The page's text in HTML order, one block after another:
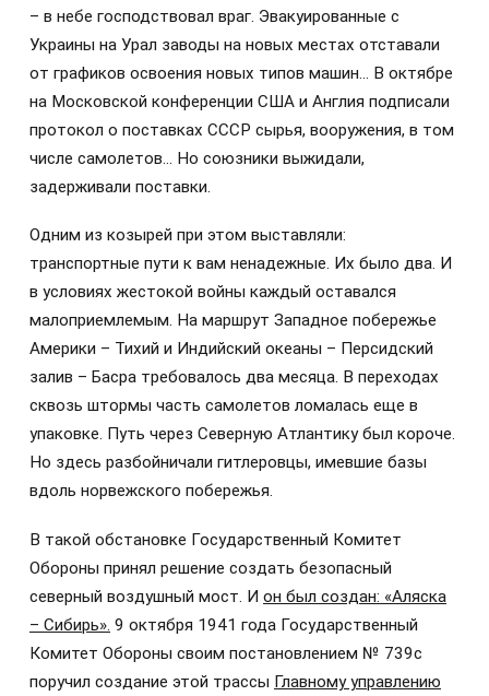
– в небе господствовал враг. Эвакуированные с
Украины на Урал заводы на новых местах отставали
от графиков освоения новых типов машин… В октябре
на Московской конференции США и Англия подписали
протокол о поставках СССР сырья, вооружения, в том
числе самолетов... Но союзники выжидали,
задерживали поставки.
Одним из козырей при этом выставляли:
транспортные пути к вам ненадежные. Их было два. И
в условиях жестокой войны каждый оставался
малоприемлемым. На маршрут Западное побережье
Америки – Тихий и Индийский океаны – Персидский
залив – Басра требовалось два месяца. В переходах
сквозь штормы часть самолетов ломалась еще в
упаковке. Путь через Северную Атлантику был короче.
Но здесь разбойничали гитлеровцы, имевшие базы
вдоль норвежского побережья.
В такой обстановке Государственный Комитет
Обороны принял решение создать безопасный
северный воздушный мост. И он был создан: «Аляска
– Сибирь». 9 октября 1941 года Государственный
Комитет Обороны своим постановлением № 739с
поручил создание этой трассы Главному управлению